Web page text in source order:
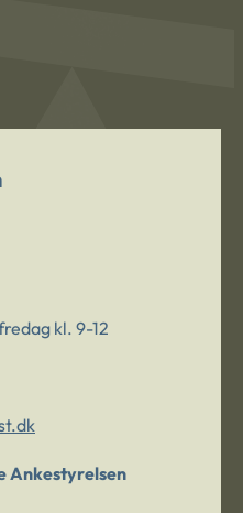
kl. 9-12
Ankestyrelsen